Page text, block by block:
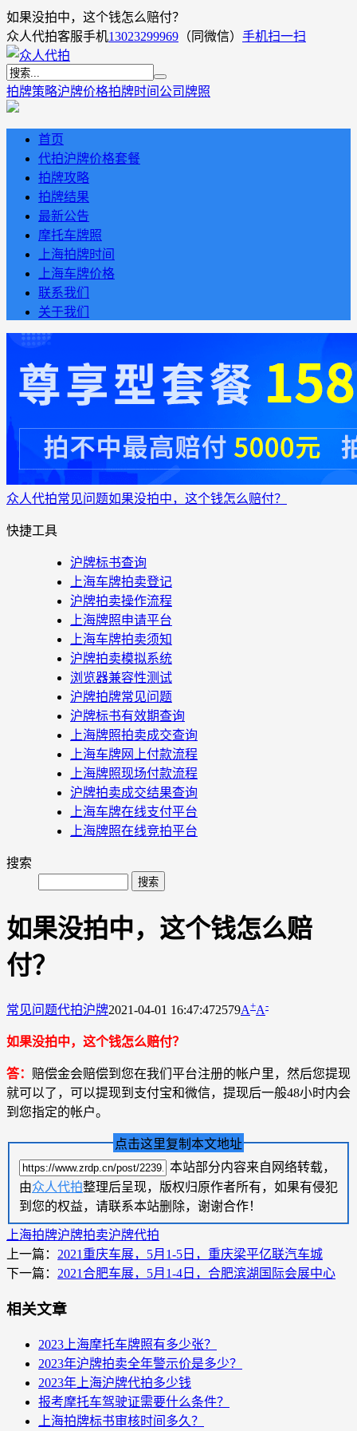
如果没拍中，这个钱怎么赔付？
众人代拍客服手机13023299969 （同微信） 手机扫一扫
拍牌策略沪牌价格拍牌时间 公司牌照
首页
代拍沪牌价格套餐
拍牌攻略
拍牌结果
最新公告
摩托车牌照
上海拍牌时间
上海车牌价格
联系我们
关于我们
众人代拍常见问题如果没拍中，这个钱怎么赔付？
快捷工具
沪牌标书查询
上海车牌拍卖登记
沪牌拍卖操作流程
上海牌照申请平台
上海车牌拍卖须知
沪牌拍卖模拟系统
浏览器兼容性测试
沪牌拍牌常见问题
沪牌标书有效期查询
上海牌照拍卖成交查询
上海车牌网上付款流程
上海牌照现场付款流程
沪牌拍卖成交结果查询
上海车牌在线支付平台
上海牌照在线竞拍平台
搜索
如果没拍中，这个钱怎么赔
付？
常见问题代拍沪牌2021-04-01 16:47:472579A+A-
如果没拍中，这个钱怎么赔付？
答： 赔偿金会赔偿到您在我们平台注册的帐户里，然后您提现
就可以了，可以提现到支付宝和微信，提现后一般48小时内会
到您指定的帐户。
点击这里复制本文地址
本站部分内容来自网络转载，
由众人代拍整理后呈现，版权归原作者所有，如果有侵犯
到您的权益，请联系本站删除，谢谢合作！
上海拍牌沪牌拍卖沪牌代拍
上一篇： 2021重庆车展，5月1-5日，重庆梁平亿联汽车城
下一篇： 2021合肥车展，5月1-4日，合肥滨湖国际会展中心
相关文章
2023上海摩托车牌照有多少张？
2023年沪牌拍卖全年警示价是多少？
2023年上海沪牌代拍多少钱
报考摩托车驾驶证需要什么条件？
上海拍牌标书审核时间多久？